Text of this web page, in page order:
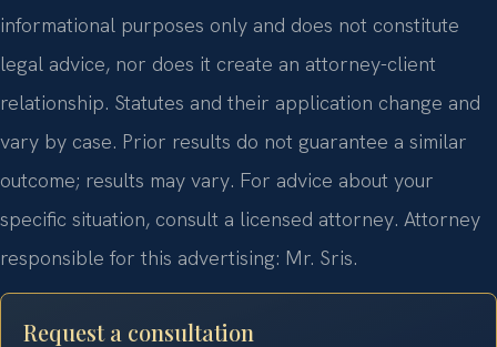
informational purposes only and does not constitute
legal advice, nor does it create an attorney-client
relationship. Statutes and their application change and
vary by case. Prior results do not guarantee a similar
outcome; results may vary. For advice about your
specific situation, consult a licensed attorney. Attorney
responsible for this advertising: Mr. Sris.
Request a consultation